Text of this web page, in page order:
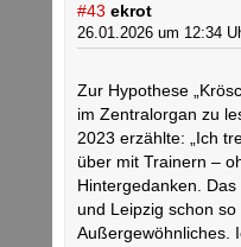
#43 ekrot
26.01.2026 um 12:34
Zur Hypothese
im Zentralorgan zu
2023 erzählte: „Ich
über mit Trainern –
Hintergedanken.
und Leipzig schon
Außergewöhnliches.